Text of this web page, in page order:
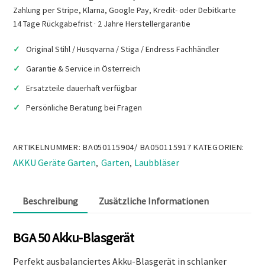
Akku-
Blasgerät
Zahlung per Stripe, Klarna, Google Pay, Kredit- oder Debitkarte
14 Tage Rückgabefrist · 2 Jahre Herstellergarantie
Original Stihl / Husqvarna / Stiga / Endress Fachhändler
Garantie & Service in Österreich
Ersatzteile dauerhaft verfügbar
Persönliche Beratung bei Fragen
ARTIKELNUMMER:BA050115904/ BA050115917 KATEGORIEN:
AKKU Geräte Garten, Garten, Laubbläser
Beschreibung Zusätzliche Informationen
BGA 50 Akku-Blasgerät
Perfekt ausbalanciertes Akku-Blasgerät in schlanker